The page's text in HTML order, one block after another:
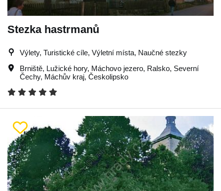
Stezka hastrmanů
Výlety, Turistické cíle, Výletní místa, Naučné stezky
Brniště, Lužické hory, Máchovo jezero, Ralsko, Severní
Čechy, Máchův kraj, Českolipsko